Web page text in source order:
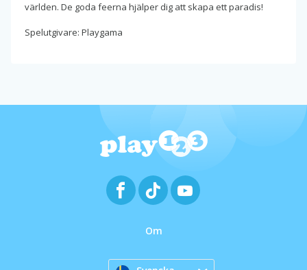
världen. De goda feerna hjälper dig att skapa ett paradis!
Spelutgivare: Playgama
Om